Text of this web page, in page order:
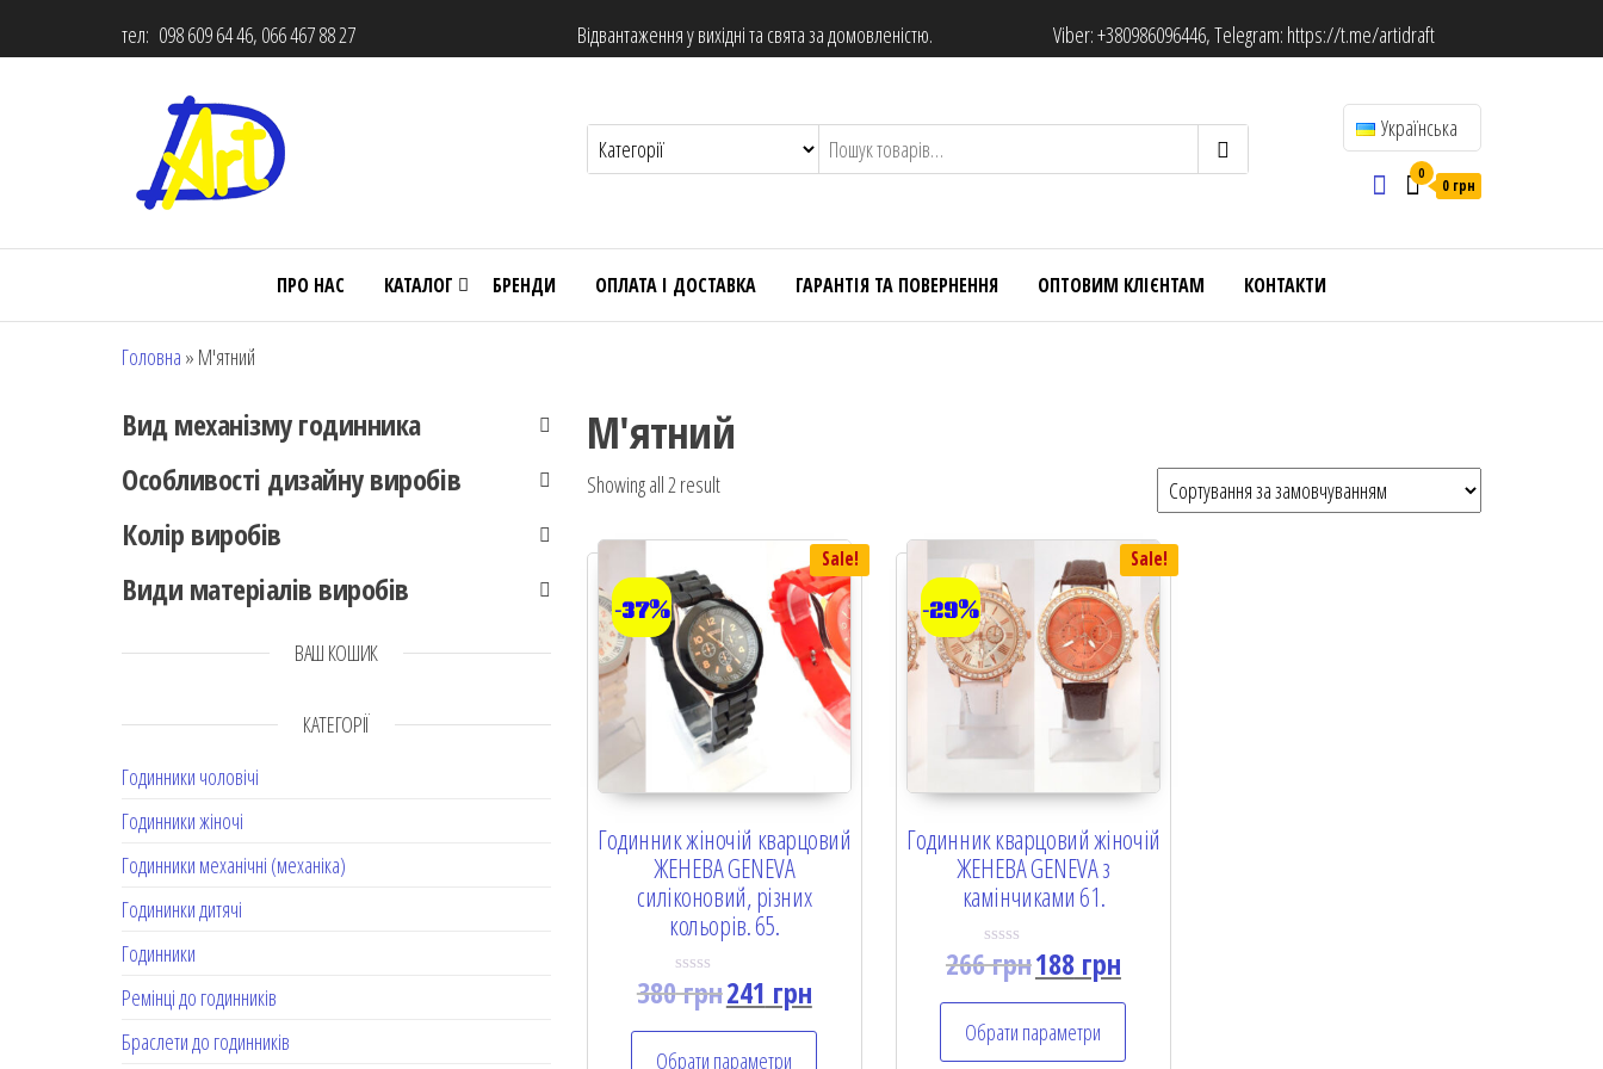
тел: 098 609 64 46, 066 467 88 27 Відвантаження у вихідні та свята за домовленістю. Viber:+380986096446, Telegram: https://t.me/artidraft
Українська
0
0 грн
ПРО НАС КАТАЛОГ БРЕНДИ ОПЛАТА І ДОСТАВКА ГАРАНТІЯ ТА ПОВЕРНЕННЯ ОПТОВИМ КЛІЄНТАМ КОНТАКТИ
Головна » М'ятний
Вид механізму годинника
Особливості дизайну виробів
Колір виробів
Види матеріалів виробів
ВАШ КОШИК
КАТЕГОРІЇ
Годинники чоловічі
Годинники жіночі
Годинники механічні (механіка)
Годининки дитячі
Годинники
Ремінці до годинників
Браслети до годинників
М'ятний
Showing all 2 result
Sale!
-37%
Годинник жіночій кварцовий
ЖЕНЕВА GENEVA
силіконовий, різних
кольорів. 65.
R
a
d
380грн241 грн
Обрати параметри
Sale!
-29%
Годинник кварцовий жіночій
ЖЕНЕВА GENEVA з
камінчиками 61.
R
a
d
0
266грн188грн
Обрати параметри